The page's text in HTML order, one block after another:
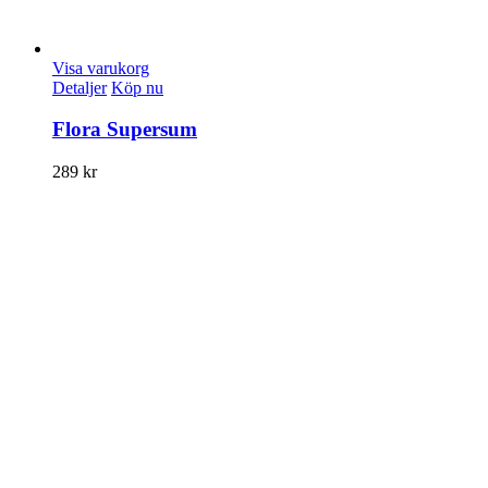
Visa varukorg
Detaljer Köp nu
Flora Supersum
289 kr